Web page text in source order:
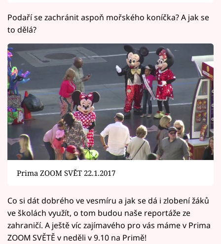
Podaří se zachránit aspoň mořského koníčka? A jak se
to dělá?
Prima ZOOM SVĚT 22.1.2017
Co si dát dobrého ve vesmíru a jak se dá i zlobení žáků
ve školách využít, o tom budou naše reportáže ze
zahraničí. A ještě víc zajímavého pro vás máme v Prima
ZOOM SVĚTĚ v neděli v 9.10 na Primě!